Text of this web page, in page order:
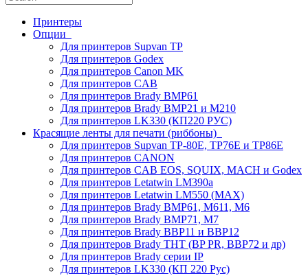
Принтеры
Опции
Для принтеров Supvan TP
Для принтеров Godex
Для принтеров Canon MK
Для принтеров CAB
Для принтеров Brady BMP61
Для принтеров Brady BMP21 и M210
Для принтеров LK330 (КП220 РУС)
Красящие ленты для печати (риббоны)
Для принтеров Supvan TP-80E, TP76E и TP86E
Для принтеров CANON
Для принтеров CAB EOS, SQUIX, MACH и Godex
Для принтеров Letatwin LM390a
Для принтеров Letatwin LM550 (MAX)
Для принтеров Brady BMP61, M611, M6
Для принтеров Brady BMP71, M7
Для принтеров Brady BBP11 и BBP12
Для принтеров Brady THT (BP PR, BBP72 и др)
Для принтеров Brady серии IP
Для принтеров LK330 (КП 220 Рус)